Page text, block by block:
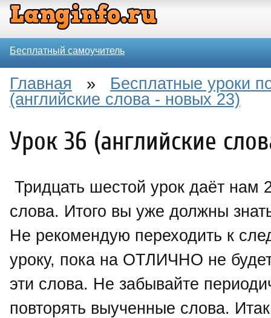
Бесплатный самоучитель
Главная » Бесплатные уроки
(английские слова - новых 23)
Урок 36 (английские
Тридцать шестой урок даёт нам
слова. Итого вы уже должны
Не рекомендую переходить к
уроку, пока на ОТЛИЧНО не
эти слова. Не забывайте
повторять выученные слова.